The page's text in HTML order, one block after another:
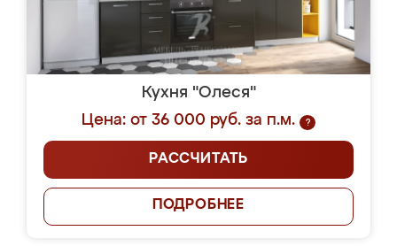
Кухня "Олеся"
Цена: от 36 000 руб. за п.м.
?
РАССЧИТАТЬ
ПОДРОБНЕЕ